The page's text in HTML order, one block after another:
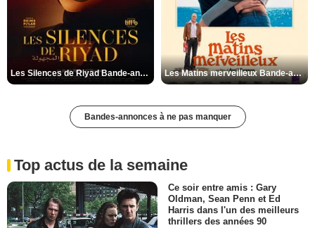
Les Silences de Riyad Bande-annonce VO STFR Les Matins merveilleux Bande-annonce VF
Bandes-annonces à ne pas manquer
Top actus de la semaine
Ce soir entre amis : Gary
Oldman, Sean Penn et Ed
Harris dans l'un des meilleurs
thrillers des années 90